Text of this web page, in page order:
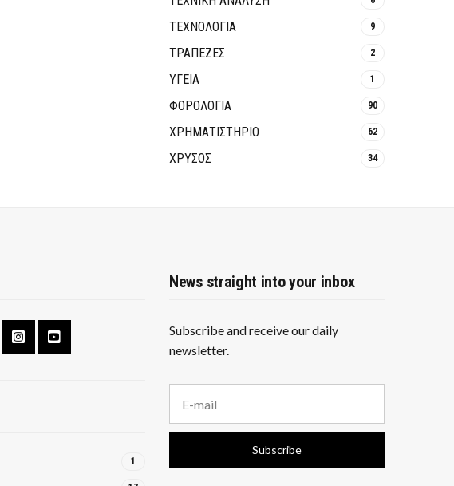
ΤΕΧΝΟΛΟΓΙΑ 9
ΤΡΆΠΕΖΕΣ 2
ΥΓΕΙΑ 1
ΦΟΡΟΛΟΓΙΑ 90
ΧΡΗΜΑΤΙΣΤΗΡΙΟ 62
ΧΡΥΣΟΣ 34
1
News straight into your inbox
Subscribe and receive our daily
newsletter.
a
i
a
Subscribe